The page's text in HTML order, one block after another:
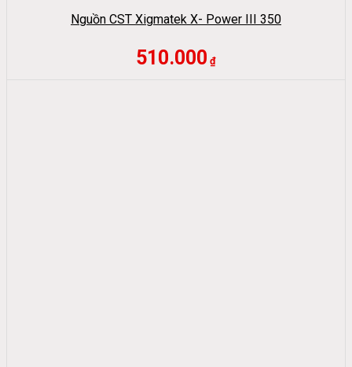
Nguồn CST Xigmatek X- Power III 350
510.000 ₫